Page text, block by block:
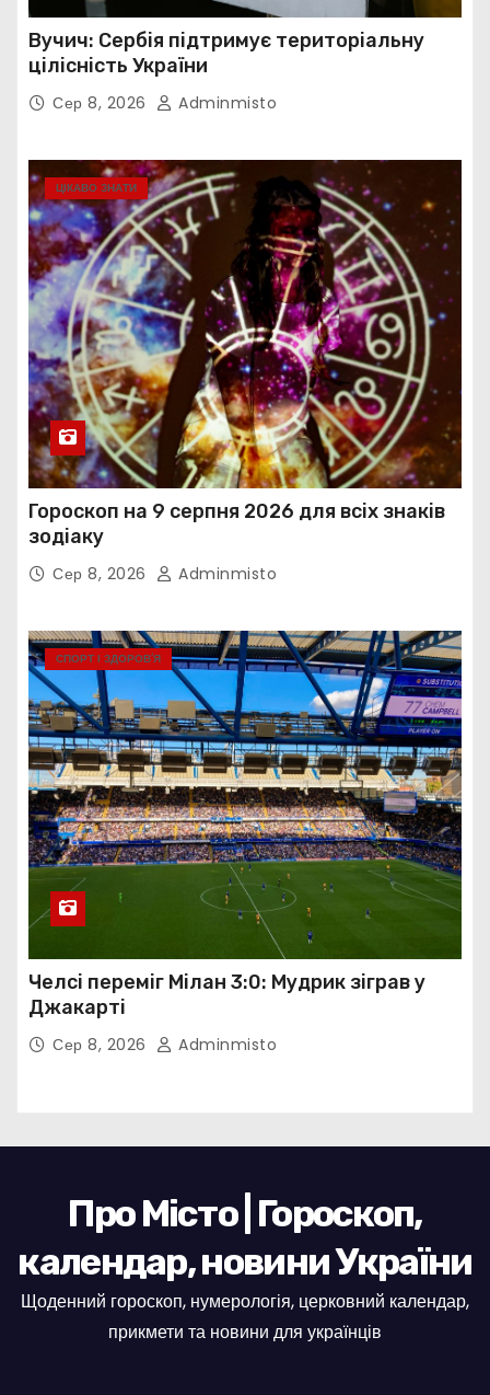
Вучич: Сербія підтримує територіальну
цілісність України
Сер 8, 2026 Adminmisto
ЦІКАВО ЗНАТИ
Гороскоп на 9 серпня 2026 для всіх знаків
зодіаку
Сер 8, 2026 Adminmisto
СПОРТ І ЗДОРОВ’Я
Челсі переміг Мілан 3:0: Мудрик зіграв у
Джакарті
Сер 8, 2026 Adminmisto
Про Місто | Гороскоп,
календар, новини України
Щоденний гороскоп, нумерологія, церковний календар,
прикмети та новини для українців